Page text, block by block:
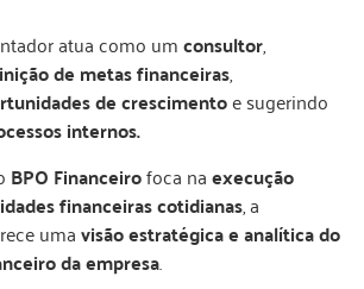
atua como umconsultor,
de metas financeiras,
de crescimentoe sugerindo
internos.
BPO Financeirofoca naexecução
financeiras cotidianas, a
umavisão estratégica e analítica do
da empresa.